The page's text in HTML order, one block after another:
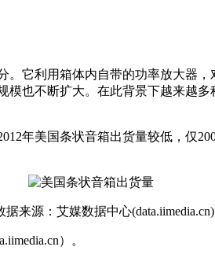
利用箱体内自带的功率放大器
也不断扩大。在此背景下越来越
美国条状音箱出货量较低，仅200
源：艾媒数据中心(data.iimedia.cn)
）。